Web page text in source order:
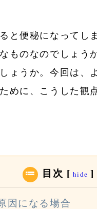
と便秘になってし
ものなのでしょう
ょうか。今回は、
めに、こうした観
目次 [ hide ]
因になる場合